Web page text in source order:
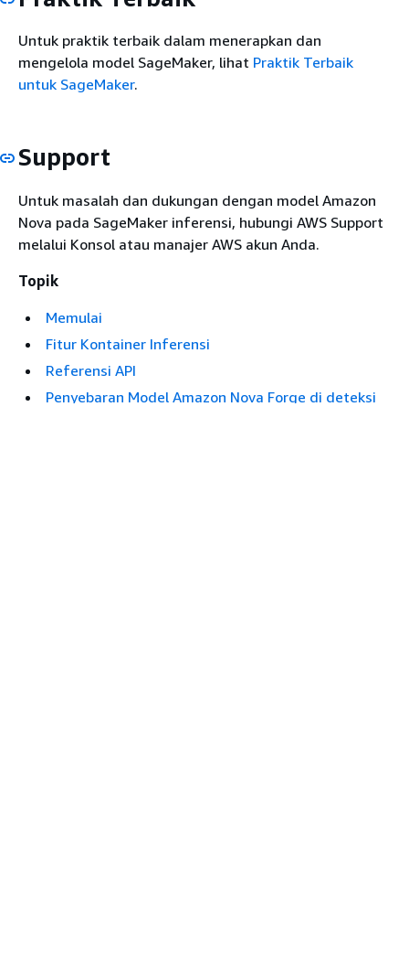
Untuk praktik terbaik dalam menerapkan dan
mengelola model SageMaker, lihat Praktik Terbaik
untuk SageMaker.
Support
Untuk masalah dan dukungan dengan model Amazon
Nova pada SageMaker inferensi, hubungi AWS Support
melalui Konsol atau manajer AWS akun Anda.
Topik
Memulai
Fitur Kontainer Inferensi
Referensi API
Penyebaran Model Amazon Nova Forge di deteksi